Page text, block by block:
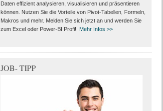
Daten effizient analysieren, visualisieren und präsentieren
können. Nutzen Sie die Vorteile von Pivot-Tabellen, Formeln,
Makros und mehr. Melden Sie sich jetzt an und werden Sie
zum Excel oder Power-BI Profi!
Mehr Infos >>
JOB- TIPP